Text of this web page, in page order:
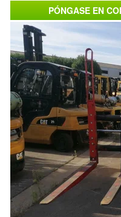
PÓNGASE EN